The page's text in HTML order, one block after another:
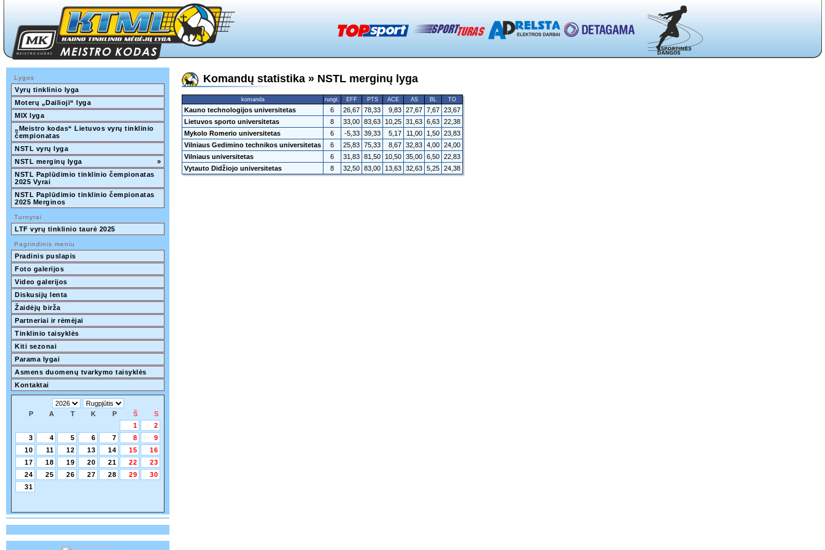
Lygos
Vyrų tinklinio lyga
Moterų „Dailioji“ lyga
MIX lyga
„Meistro kodas“ Lietuvos vyrų tinklinio
čempionatas
NSTL vyrų lyga
NSTL merginų lyga
»
NSTL Paplūdimio tinklinio čempionatas
2025 Vyrai
NSTL Paplūdimio tinklinio čempionatas
2025 Merginos
Turnyrai
LTF vyrų tinklinio taurė 2025
Pagrindinis meniu
Pradinis puslapis
Foto galerijos
Video galerijos
Diskusijų lenta
Žaidėjų birža
Partneriai ir rėmėjai
Tinklinio taisyklės
Kiti sezonai
Parama lygai
Asmens duomenų tvarkymo taisyklės
Kontaktai
P A T K P Š
S
1
2
3
4 5 6 7 8
9
10
11 12 13 14 15
16
17
18 19 20 21 22
23
24
25 26 27 28 29
30
31
Komandų statistika » NSTL merginų lyga
komanda rungt. EFF PTS ACE AS BL TO
Kauno technologijos universitetas 6 26,67 78,33 9,83 27,67 7,67 23,67
Lietuvos sporto universitetas
8 33,00 83,63 10,25 31,63 6,63 22,38
Mykolo Romerio universitetas
6 -5,33 39,33 5,17 11,00 1,50 23,83
Vilniaus Gedimino technikos universitetas
6 25,83 75,33 8,67 32,83 4,00 24,00
Vilniaus universitetas
6 31,83 81,50 10,50 35,00 6,50 22,83
Vytauto Didžiojo universitetas
8 32,50 83,00 13,63 32,63 5,25 24,38